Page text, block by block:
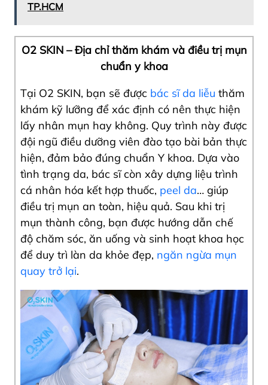
TP.HCM
O2 SKIN – Địa chỉ thăm khám và điều trị mụn
chuẩn y khoa
Tại O2 SKIN, bạn sẽ được bác sĩ da liễu thăm
khám kỹ lưỡng để xác định có nên thực hiện
lấy nhân mụn hay không. Quy trình này được
đội ngũ điều dưỡng viên đào tạo bài bản thực
hiện, đảm bảo đúng chuẩn Y khoa. Dựa vào
tình trạng da, bác sĩ còn xây dựng liệu trình
cá nhân hóa kết hợp thuốc, peel da… giúp
điều trị mụn an toàn, hiệu quả. Sau khi trị
mụn thành công, bạn được hướng dẫn chế
độ chăm sóc, ăn uống và sinh hoạt khoa học
để duy trì làn da khỏe đẹp, ngăn ngừa mụn
quay trở lại.